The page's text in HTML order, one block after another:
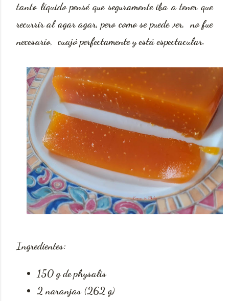
tanto líquido pensé que seguramente iba a tener que
recurrir al agar agar, pero como se puede ver, no fue
necesario, cuajó perfectamente y está espectacular.
Ingredientes:
150 g de physalis
2 naranjas (262 g)